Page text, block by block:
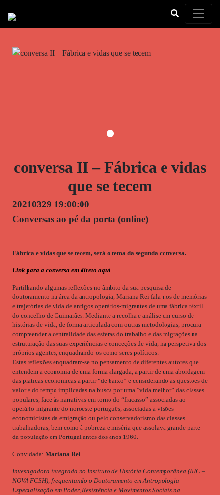
conversa II – Fábrica e vidas
que se tecem
20210329 19:00:00
Conversas ao pé da porta (online)
Fábrica e vidas que se tecem, será o tema da segunda conversa.
Link para a conversa em direto aqui
Partilhando algumas reflexões no âmbito da sua pesquisa de
doutoramento na área da antropologia, Mariana Rei fala-nos de memórias
e trajetórias de vida de antigos operários-migrantes de uma fábrica têxtil
do concelho de Guimarães. Mediante a recolha e análise em curso de
histórias de vida, de forma articulada com outras metodologias, procura
compreender a centralidade das esferas do trabalho e das migrações na
estruturação das suas experiências e conceções de vida, na perspetiva dos
próprios agentes, enquadrando-os como seres políticos.
Estas reflexões enquadram-se no pensamento de diferentes autores que
entendem a economia de uma forma alargada, a partir de uma abordagem
das práticas económicas a partir “de baixo” e considerando as questões de
valor e do tempo implicadas na busca por uma “vida melhor” das classes
populares, face às narrativas em torno do “fracasso” associadas ao
operário-migrante do noroeste português, associadas a visões
economicistas da emigração ou pelo conservadorismo das classes
trabalhadoras, bem como à pobreza e miséria que assolava grande parte
da população em Portugal antes dos anos 1960.
Convidada: Mariana Rei
Investigadora integrada no Instituto de História Contemporânea (IHC –
NOVA FCSH), frequentando o Doutoramento em Antropologia –
Especialização em Poder, Resistência e Movimentos Sociais na